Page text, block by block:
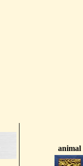
animal